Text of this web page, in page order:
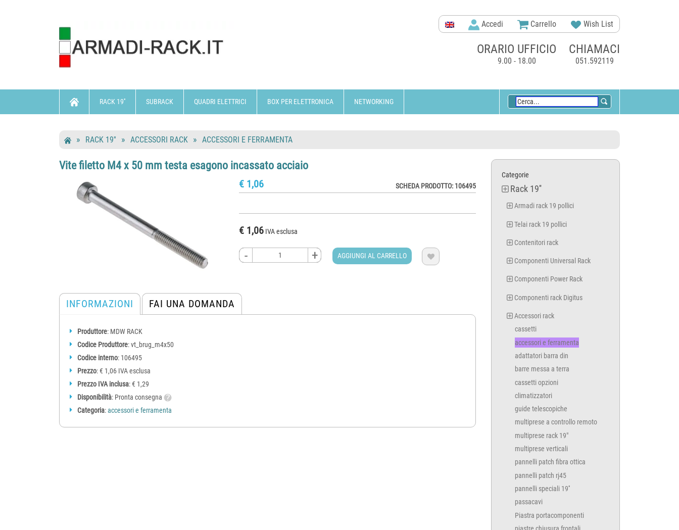
Accedi Carrello Wish List
CHIAMACI
051.592119
ORARIO UFFICIO
9.00 - 18.00
RACK 19'' SUBRACK QUADRI ELETTRICI BOX PER ELETTRONICA NETWORKING
RACK 19'' ACCESSORI RACK ACCESSORI E FERRAMENTA
Vite filetto M4 x 50 mm testa esagono incassato acciaio
€ 1,06 SCHEDA PRODOTTO: 106495
€ 1,06 IVA esclusa
- +
- + AGGIUNGI AL CARRELLO 
INFORMAZIONI FAI UNA DOMANDA
Produttore: MDW RACK
Codice Produttore: vt_brug_m4x50
Codice interno: 106495
Prezzo: € 1,06 IVA esclusa
Prezzo IVA inclusa: € 1,29
Disponibilità: Pronta consegna
Categoria:accessori e ferramenta
Categorie
Rack 19''
Armadi rack 19 pollici
Telai rack 19 pollici
Contenitori rack
Componenti Universal Rack
Componenti Power Rack
Componenti rack Digitus
Accessori rack
cassetti
accessori e ferramenta
adattatori barra din
barre messa a terra
cassetti opzioni
climatizzatori
guide telescopiche
multiprese a controllo remoto
multiprese rack 19"
multiprese verticali
pannelli patch fibra ottica
pannelli patch rj45
pannelli speciali 19''
passacavi
Piastra portacomponenti